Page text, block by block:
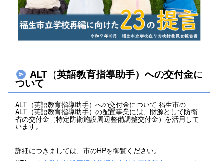
ALT（英語教育指導助手）への交付金に
ついて
ALT（英語教育指導助手）への交付金について 福生市の
ALT（英語教育指導助手）の配置事業には、財源として防衛
省の交付金（特定防衛施設周辺整備調整交付金）を活用して
います。
詳細につきましては、市のHPを御覧ください。